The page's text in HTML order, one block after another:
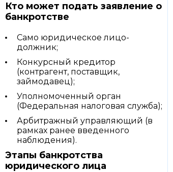
Кто может подать заявление о
банкротстве
Само юридическое лицо-
должник;
Конкурсный кредитор
(контрагент, поставщик,
займодавец);
Уполномоченный орган
(Федеральная налоговая служба);
Арбитражный управляющий (в
рамках ранее введенного
наблюдения).
Этапы банкротства
юридического лица